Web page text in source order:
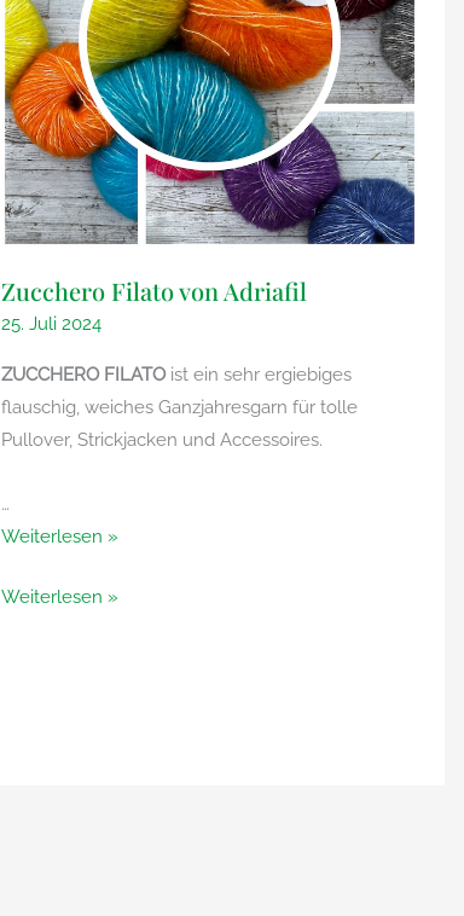
Zucchero Filato von Adriafil
25. Juli 2024
ZUCCHERO FILATOist ein sehr ergiebiges
flauschig, weiches Ganzjahresgarn für tolle
Pullover, Strickjacken und Accessoires.
…
Zucchero
von
Weiterlesen »
Zucchero
Weiterlesen »